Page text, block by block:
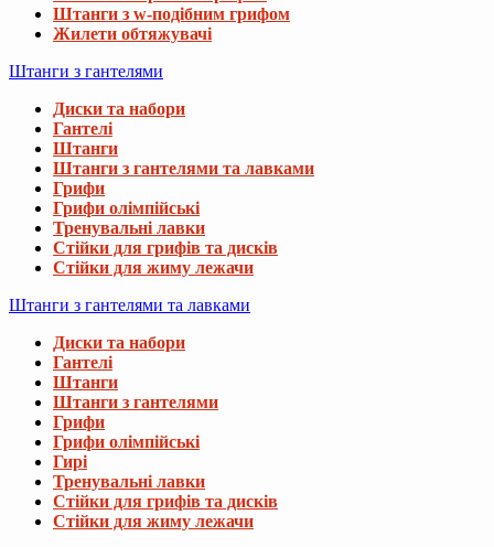
Штанги з w-подібним грифом
Жилети обтяжувачі
Штанги з гантелями
Диски та набори
Гантелі
Штанги
Штанги з гантелями та лавками
Грифи
Грифи олімпійські
Тренувальні лавки
Стійки для грифів та дисків
Стійки для жиму лежачи
Штанги з гантелями та лавками
Диски та набори
Гантелі
Штанги
Штанги з гантелями
Грифи
Грифи олімпійські
Гирі
Тренувальні лавки
Стійки для грифів та дисків
Стійки для жиму лежачи